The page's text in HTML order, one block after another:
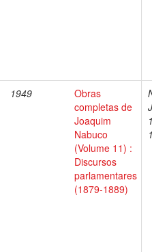
1949
Obras
completas de
Joaquim
Nabuco
(Volume 11) :
Discursos
parlamentares
(1879-1889)